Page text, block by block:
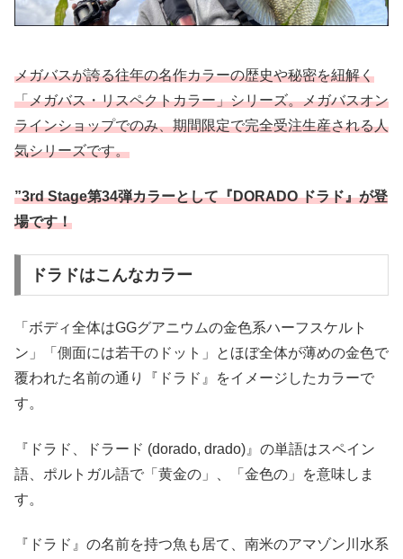
メガバスが誇る往年の名作カラーの歴史や秘密を紐解く
「メガバス・リスペクトカラー」シリーズ。メガバスオン
ラインショップでのみ、期間限定で完全受注生産される人
気シリーズです。
”3rd Stage第34弾カラーとして『DORADO ドラド』が登
場です！
ドラドはこんなカラー
「ボディ全体はGGグアニウムの金色系ハーフスケルト
ン」「側面には若干のドット」とほぼ全体が薄めの金色で
覆われた名前の通り『ドラド』をイメージしたカラーで
す。
『ドラド、ドラード (dorado, drado)』の単語はスペイン
語、ポルトガル語で「黄金の」、「金色の」を意味しま
す。
『ドラド』の名前を持つ魚も居て、南米のアマゾン川水系